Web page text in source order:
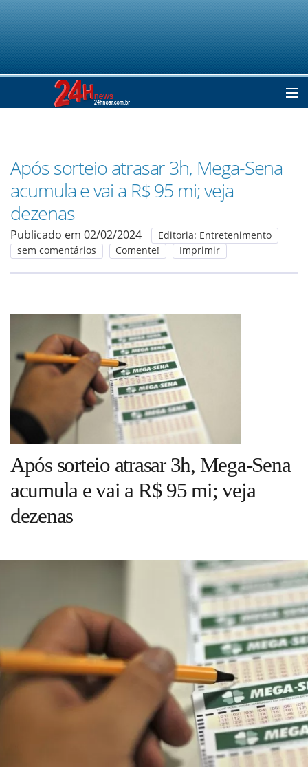
Notícias
Colunistas
Classificados
Guia de Serviços
Anuncie
Cinema
Agenda Cultural
Anuncie
Após sorteio atrasar 3h, Mega-Sena
acumula e vai a R$ 95 mi; veja
dezenas
Publicado em 02/02/2024
Editoria: Entretenimento
sem comentários
Comente! Imprimir
Após sorteio atrasar 3h, Mega-Sena
acumula e vai a R$ 95 mi; veja
dezenas